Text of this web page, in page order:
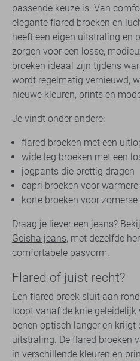
passende keuze is. Van
elegante flared broeken en
heeft een eigen uitstraling en
zorgen voor een losse,
broeken ideaal zijn tijdens
wordt regelmatig vernieuwd,
nieuwe kleuren, prints en
Je vindt onder andere:
flared broeken met een
wide leg broeken met een
jogpants die prettig dragen
capri broeken voor
korte broeken voor
Draag je liever een jeans?
Geisha jeans, met dezelfde
comfortabele pasvorm.
Flared of juist recht?
Een flared broek sluit aan
loopt vanaf de knie
benen optisch langer en krijgt
uitstraling. De flared broeken
in verschillende kleuren en